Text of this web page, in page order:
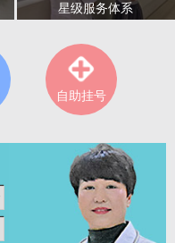
星级服务体系
自助挂号